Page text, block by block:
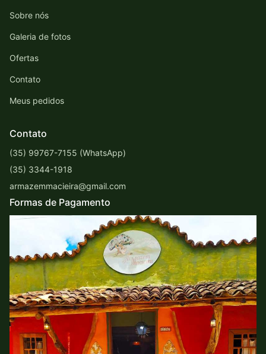
Sobre nós
Galeria de fotos
Ofertas
Contato
Meus pedidos
Contato
(35) 99767-7155 (WhatsApp)
(35) 3344-1918
armazemmacieira@gmail.com
Formas de Pagamento